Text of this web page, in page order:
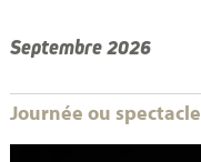
Septembre 2026
Journée ou spectacle